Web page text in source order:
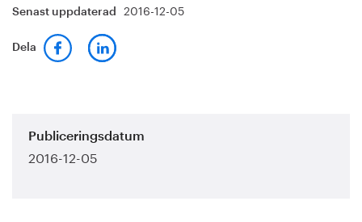
Senast uppdaterad 2016-12-05
Dela
Publiceringsdatum
2016-12-05